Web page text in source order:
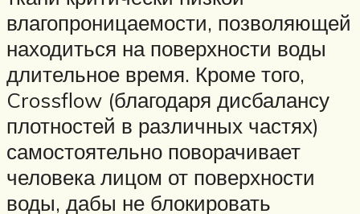
влагопроницаемости, позволяющей
находиться на поверхности воды
длительное время. Кроме того,
Crossflow (благодаря дисбалансу
плотностей в различных частях)
самостоятельно поворачивает
человека лицом от поверхности
воды, дабы не блокировать